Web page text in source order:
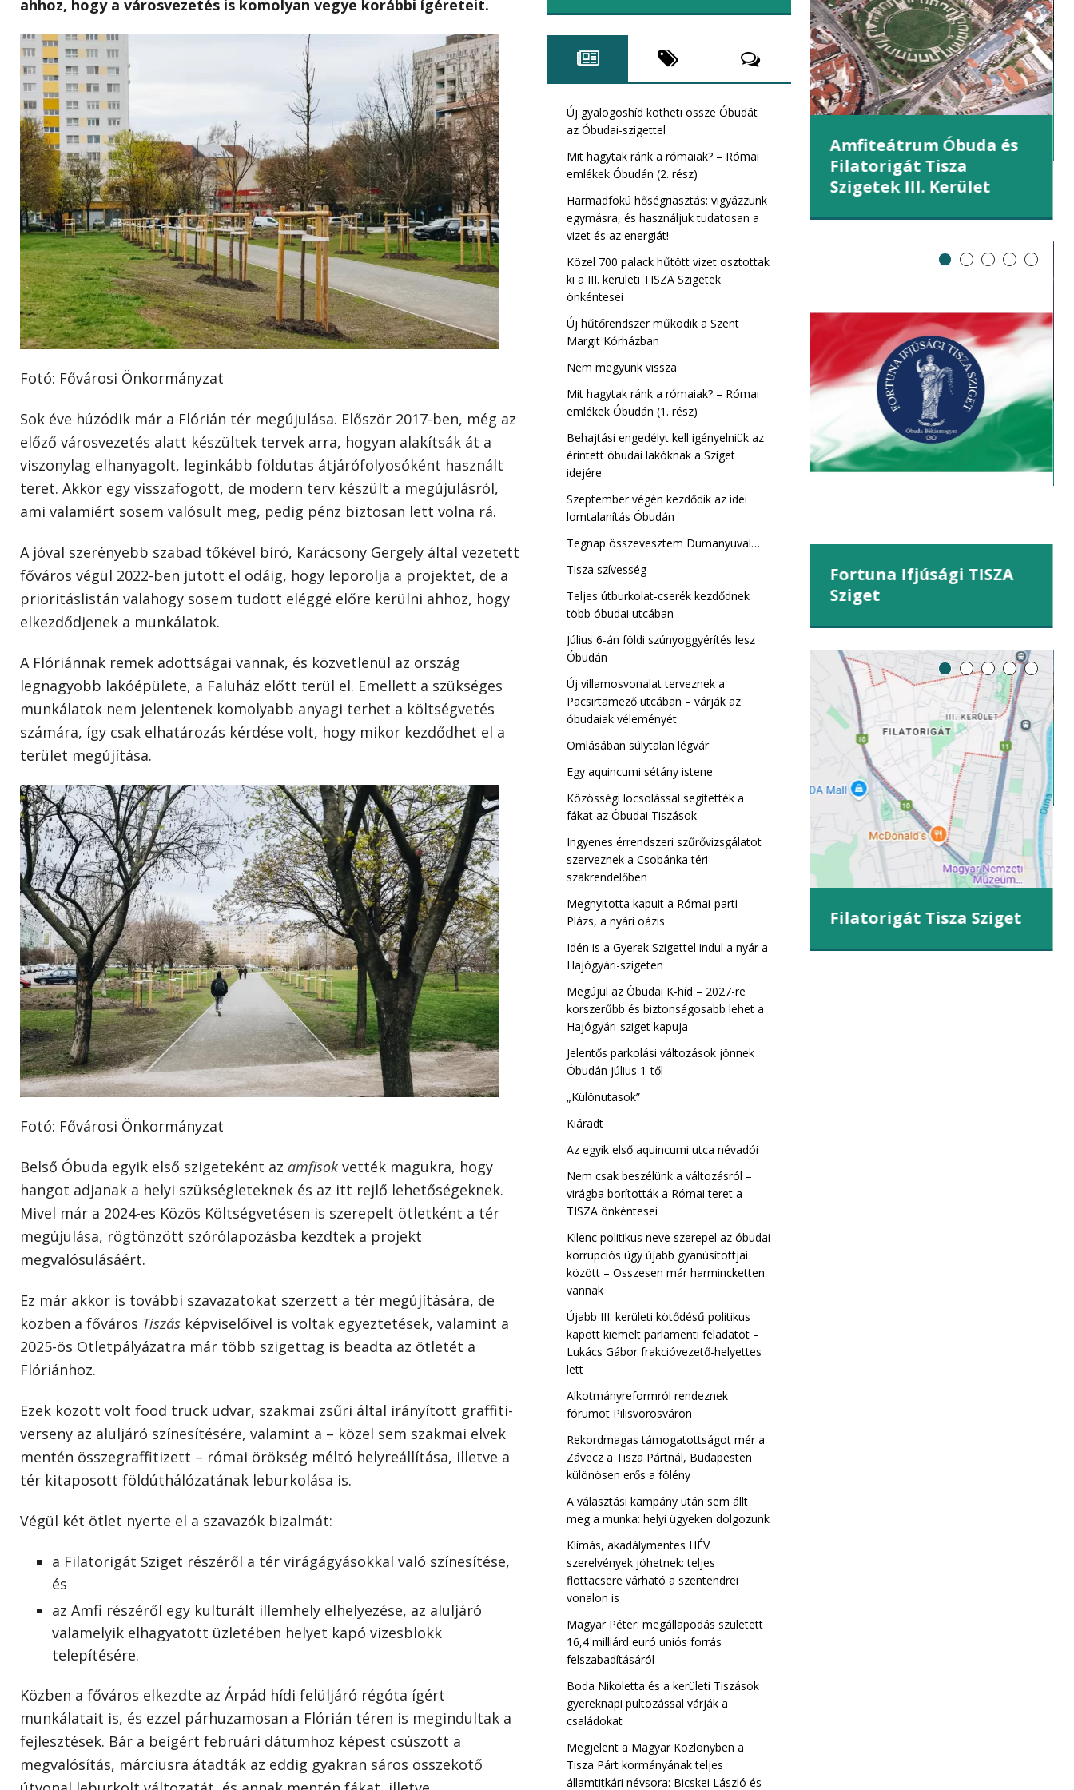
ahhoz, hogy a városvezetés is komolyan vegye korábbi ígéreteit.
Fotó: Fővárosi Önkormányzat
Sok éve húzódik már a Flórián tér megújulása. Először 2017-ben, még az
előző városvezetés alatt készültek tervek arra, hogyan alakítsák át a
viszonylag elhanyagolt, leginkább földutas átjárófolyosóként használt
teret. Akkor egy visszafogott, de modern terv készült a megújulásról,
ami valamiért sosem valósult meg, pedig pénz biztosan lett volna rá.
A jóval szerényebb szabad tőkével bíró, Karácsony Gergely által vezetett
főváros végül 2022-ben jutott el odáig, hogy leporolja a projektet, de a
prioritáslistán valahogy sosem tudott eléggé előre kerülni ahhoz, hogy
elkezdődjenek a munkálatok.
A Flóriánnak remek adottságai vannak, és közvetlenül az ország
legnagyobb lakóépülete, a Faluház előtt terül el. Emellett a szükséges
munkálatok nem jelentenek komolyabb anyagi terhet a költségvetés
számára, így csak elhatározás kérdése volt, hogy mikor kezdődhet el a
terület megújítása.
Fotó: Fővárosi Önkormányzat
Belső Óbuda egyik első szigeteként az amfisok vették magukra, hogy
hangot adjanak a helyi szükségleteknek és az itt rejlő lehetőségeknek.
Mivel már a 2024-es Közös Költségvetésen is szerepelt ötletként a tér
megújulása, rögtönzött szórólapozásba kezdtek a projekt
megvalósulásáért.
Ez már akkor is további szavazatokat szerzett a tér megújítására, de
közben a főváros Tiszás képviselőivel is voltak egyeztetések, valamint a
2025-ös Ötletpályázatra már több szigettag is beadta az ötletét a
Flóriánhoz.
Ezek között volt food truck udvar, szakmai zsűri által irányított graffiti-
verseny az aluljáró színesítésére, valamint a – közel sem szakmai elvek
mentén összegraffitizett – római örökség méltó helyreállítása, illetve a
tér kitaposott földúthálózatának leburkolása is.
Végül két ötlet nyerte el a szavazók bizalmát:
a Filatorigát Sziget részéről a tér virágágyásokkal való színesítése,
és
az Amfi részéről egy kulturált illemhely elhelyezése, az aluljáró
valamelyik elhagyatott üzletében helyet kapó vizesblokk
telepítésére.
Közben a főváros elkezdte az Árpád hídi felüljáró régóta ígért
munkálatait is, és ezzel párhuzamosan a Flórián téren is megindultak a
fejlesztések. Bár a beígért februári dátumhoz képest csúszott a
megvalósítás, márciusra átadták az eddig gyakran sáros összekötő
Új gyalogoshíd kötheti össze Óbudát
az Óbudai-szigettel
Mit hagytak ránk a rómaiak? – Római
emlékek Óbudán (2. rész)
Harmadfokú hőségriasztás: vigyázzunk
egymásra, és használjuk tudatosan a
vizet és az energiát!
Közel 700 palack hűtött vizet osztottak
ki a III. kerületi TISZA Szigetek
önkéntesei
Új hűtőrendszer működik a Szent
Margit Kórházban
Nem megyünk vissza
Mit hagytak ránk a rómaiak? – Római
emlékek Óbudán (1. rész)
Behajtási engedélyt kell igényelniük az
érintett óbudai lakóknak a Sziget
idejére
Szeptember végén kezdődik az idei
lomtalanítás Óbudán
Tegnap összevesztem Dumanyuval…
Tisza szívesség
Teljes útburkolat-cserék kezdődnek
több óbudai utcában
Július 6-án földi szúnyoggyérítés lesz
Óbudán
Új villamosvonalat terveznek a
Pacsirtamező utcában – várják az
óbudaiak véleményét
Omlásában súlytalan légvár
Egy aquincumi sétány istene
Közösségi locsolással segítették a
fákat az Óbudai Tiszások
Ingyenes érrendszeri szűrővizsgálatot
szerveznek a Csobánka téri
szakrendelőben
Megnyitotta kapuit a Római-parti
Plázs, a nyári oázis
Idén is a Gyerek Szigettel indul a nyár a
Hajógyári-szigeten
Megújul az Óbudai K-híd – 2027-re
korszerűbb és biztonságosabb lehet a
Hajógyári-sziget kapuja
Jelentős parkolási változások jönnek
Óbudán július 1-től
„Különutasok”
Kiáradt
Az egyik első aquincumi utca névadói
Nem csak beszélünk a változásról –
virágba borították a Római teret a
TISZA önkéntesei
Kilenc politikus neve szerepel az óbudai
korrupciós ügy újabb gyanúsítottjai
között – Összesen már harmincketten
vannak
Újabb III. kerületi kötődésű politikus
kapott kiemelt parlamenti feladatot –
Lukács Gábor frakcióvezető-helyettes
lett
Alkotmányreformról rendeznek
fórumot Pilisvörösváron
Rekordmagas támogatottságot mér a
Závecz a Tisza Pártnál, Budapesten
különösen erős a fölény
A választási kampány után sem állt
meg a munka: helyi ügyeken dolgozunk
Klímás, akadálymentes HÉV
szerelvények jöhetnek: teljes
flottacsere várható a szentendrei
vonalon is
Magyar Péter: megállapodás született
16,4 milliárd euró uniós forrás
felszabadításáról
Boda Nikoletta és a kerületi Tiszások
gyereknapi pultozással várják a
családokat
Megjelent a Magyar Közlönyben a
Tisza Párt kormányának teljes
államtitkári névsora: Bicskei László és
Római Tisza sziget (III.
kerület)
Amfiteátrum Óbuda és
Filatorigát Tisza
Szigetek III. Kerület
Bibó István TISZA Sziget
Csillaghegy-Rókahegy
Fortuna Ifjúsági TISZA
Sziget
Kiscelli Tisza Sziget
Óbuda
Filatorigát Tisza Sziget